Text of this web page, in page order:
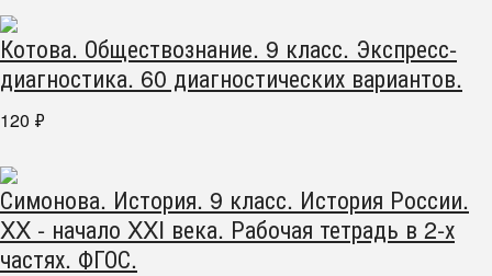
Котова. Обществознание. 9 класс. Экспресс-
диагностика. 60 диагностических вариантов.
120 ₽
Симонова. История. 9 класс. История России.
XX - начало XXI века. Рабочая тетрадь в 2-х
частях. ФГОС.